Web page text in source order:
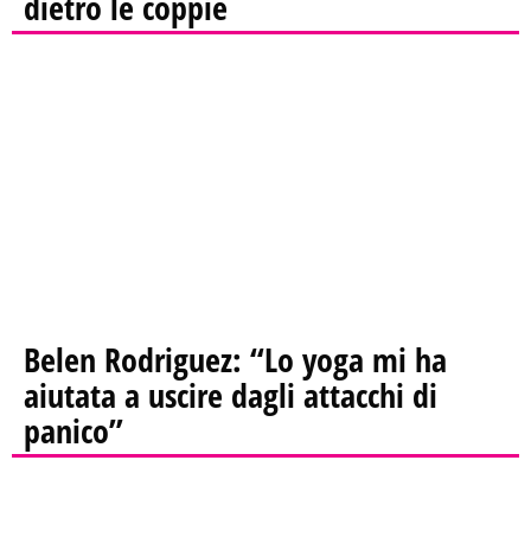
Belen Rodriguez: “Lo yoga mi ha
aiutata a uscire dagli attacchi di
panico”